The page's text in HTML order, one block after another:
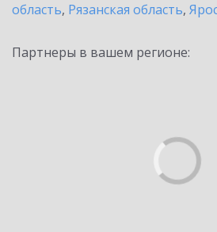
область, Рязанская область,
Партнеры в вашем регионе: